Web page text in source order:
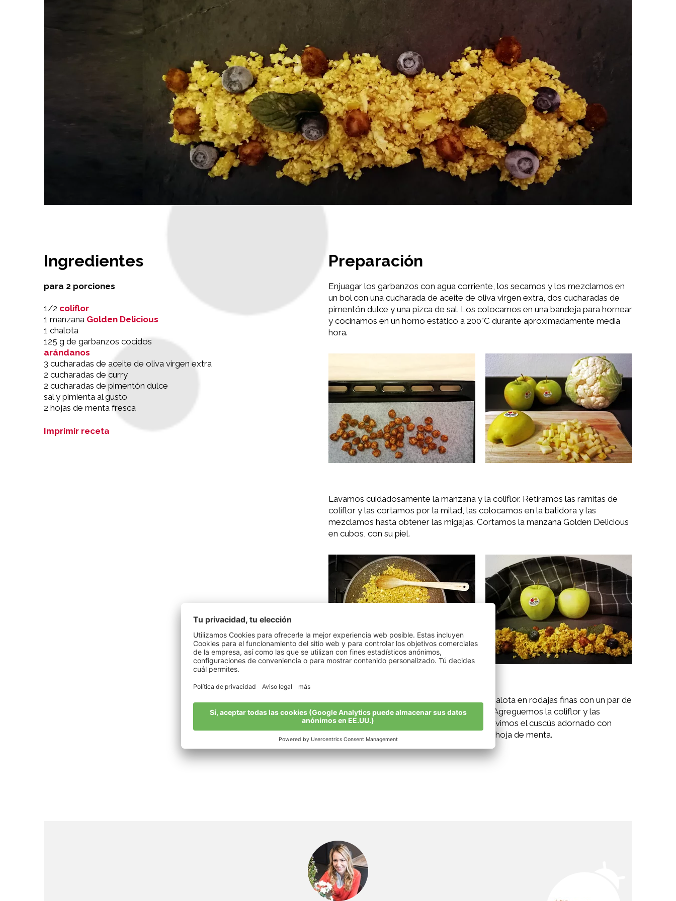
Ingredientes
para 2 porciones
1/2 coliflor
1 manzana Golden Delicious
1 chalota
125 g de garbanzos cocidos
arándanos
3 cucharadas de aceite de oliva virgen extra
2 cucharadas de curry
2 cucharadas de pimentón dulce
sal y pimienta al gusto
2 hojas de menta fresca
Imprimir receta
Preparación
Enjuagar los garbanzos con agua corriente, los secamos y los mezclamos en
un bol con una cucharada de aceite de oliva virgen extra, dos cucharadas de
pimentón dulce y una pizca de sal. Los colocamos en una bandeja para hornear
y cocinamos en un horno estático a 200°C durante aproximadamente media
hora.
Lavamos cuidadosamente la manzana y la coliflor. Retiramos las ramitas de
coliflor y las cortamos por la mitad, las colocamos en la batidora y las
mezclamos hasta obtener las migajas. Cortamos la manzana Golden Delicious
en cubos, con su piel.
En una sartén antiadherente, freímos una chalota en rodajas finas con un par de
cucharadas de aceite de oliva virgen extra. Agreguemos la coliflor y las
manzanas y cocinamos unos 4 minutos. Servimos el cuscús adornado con
garbanzos tostados y arándanos y con una hoja de menta.